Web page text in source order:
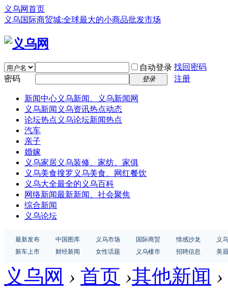
义乌网首页
义乌国际商贸城:全球最大的小商品批发市场
自动登录 找回密码
密码
登录 注册
新闻中心义乌新闻、义乌新闻网
义乌新闻 义乌资讯热点动态
论坛热点 义乌论坛新闻热点
汽车
亲子
婚嫁
义乌家居义乌装修、家纺、家俱
义乌美食搜罗义乌美食、网红餐饮
义乌大全最全的义乌百科
网络新闻最新新闻、社会聚焦
综合新闻
义乌论坛
最新发布 中国图库 义乌市场 国际商贸 情感沙龙
义
新车上市
财经新闻 女性话题 义乌楼市 招聘信息 美
义乌网 › 首页 ›其他新闻 ›